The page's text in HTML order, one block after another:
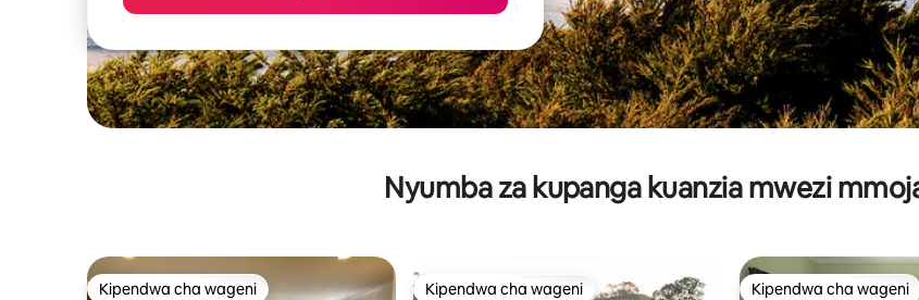
Nyumba za kupanga kuanzia mwezi
Kipendwa cha wageni Kipendwa cha wageni Kipendwa cha wageni